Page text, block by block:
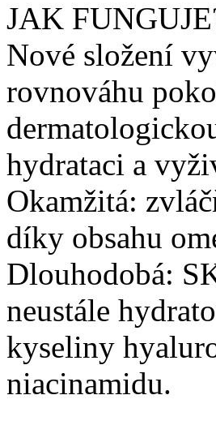
JAK
Nové složení
rovnováhu
hydrataci a
Okamžitá:
díky obsahu
Dlouhodobá:
neustále
kyseliny
niacinamidu.